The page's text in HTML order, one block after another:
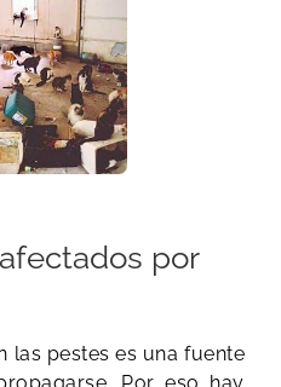
por
las pestes es una fuente